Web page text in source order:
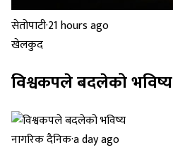
सेतोपाटी·21 hours ago
खेलकुद
विश्वकपले बदलेको भविष्य
नागरिक दैनिक·a day ago